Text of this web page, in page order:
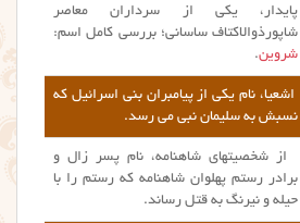
پایدار، یکی از سرداران معاصر
شاپورذوالاکتاف ساسانی؛ بررسی کامل اسم:
شروین.
اشعیا، نام یکی از پیامبران بنی اسرائیل که
نسبش به سلیمان نبی می رسد.
از شخصیتهای شاهنامه، نام پسر زال و
برادر رستم پهلوان شاهنامه که رستم را با
حیله و نیرنگ به قتل رساند.